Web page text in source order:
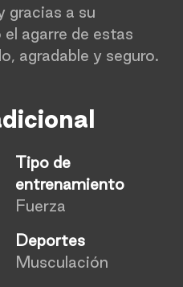
gracias a su
agarre de estas
agradable y seguro.
Tipo de
entrenamiento
Fuerza
Deportes
Musculación